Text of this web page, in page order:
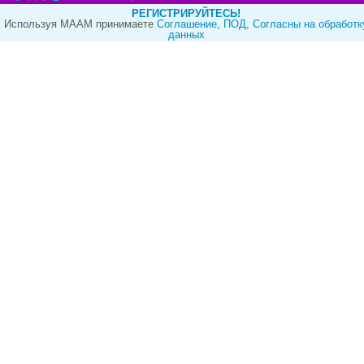
РЕГИСТРИРУЙТЕСЬ!
Используя МААМ принимаете Cоглашение, ПОД, Согласны на
данных